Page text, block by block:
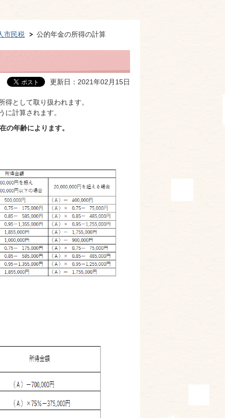
市民税 公的年金の所得の計算
更新日：2021年02月15日
として取り扱われます。
計算されます。
の年齢によります。